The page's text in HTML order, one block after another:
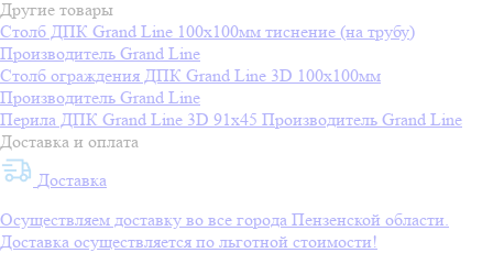
Другие товары
Столб ДПК Grand Line 100х100мм тиснение (на трубу)
Производитель Grand Line
Столб ограждения ДПК Grand Line 3D 100х100мм
Производитель Grand Line
Перила ДПК Grand Line 3D 91х45 Производитель Grand Line
Доставка и оплата
Доставка
Осуществляем доставку во все города Пензенской области.
Доставка осуществляется по льготной стоимости!